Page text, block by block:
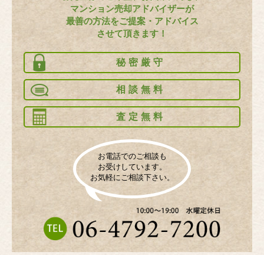
マンション売却アドバイザーが
最善の方法をご提案・アドバイス
させて頂きます！
秘密厳守
相談無料
査定無料
お電話でのご相談も
お受けしています。
お気軽にご相談下さい。